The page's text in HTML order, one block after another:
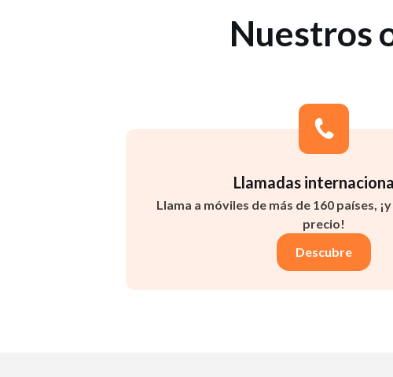
Nuestros
Llamadas
Llama a móviles de más de 160 países,
precio!
Descubre